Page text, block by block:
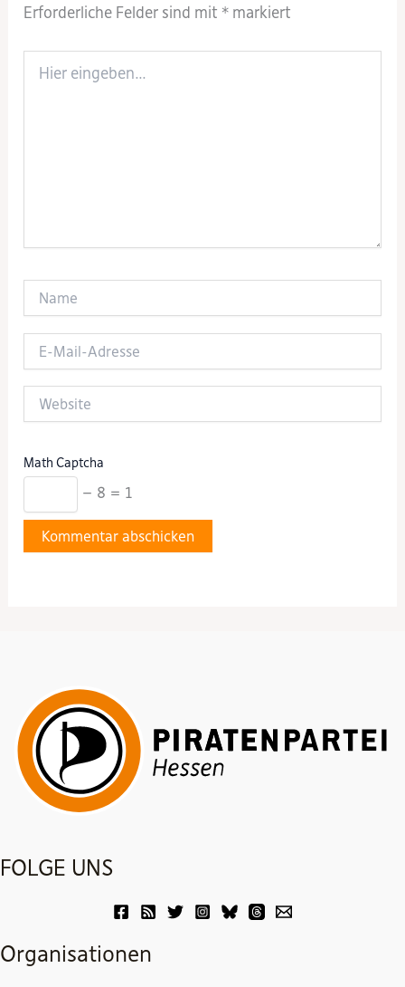
Erforderliche Felder sind mit * markiert
eingeben…
Mail-
Math Captcha
− 8 = 1
FOLGE UNS
Organisationen